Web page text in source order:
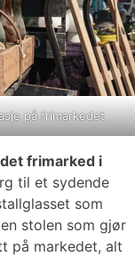
på frimarkedet
frimarked i
til et sydende
som
stolen som gjør
på markedet, alt